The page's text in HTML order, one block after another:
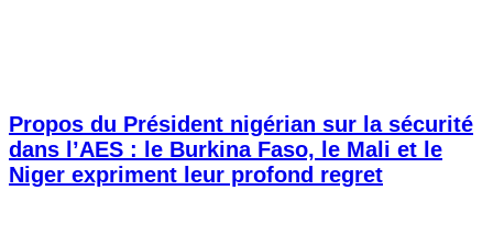
Propos du Président nigérian sur la sécurité
dans l’AES : le Burkina Faso, le Mali et le
Niger expriment leur profond regret